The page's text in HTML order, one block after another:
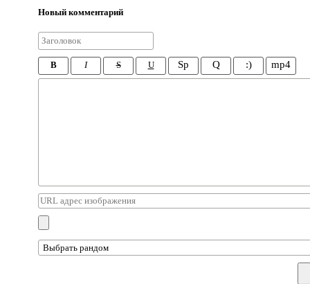
Новый комментарий
B I S U Sp Q :) mp4